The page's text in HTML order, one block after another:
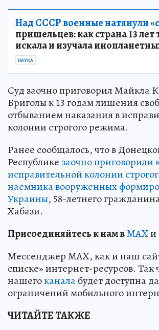
Над СССР военные натянули
пришельцев: как страна 13 лет
искала и изучала
НАУКА
Суд заочно приговорил Майкла
Бриголы к 13 годам лишения
отбыванием наказания в
колонии строгого режима.
Ранее сообщалось, что в
Республике заочно приговорили
исправительной колонии
наемника вооруженных
Украины, 58-летнего
Хабази.
Присоединяйтесь к нам вMAXи
Мессенджер MAX, как и наш
списке» интернет-ресурсов. Так
нашегоканалабудет доступна
ограничений мобильного
ЧИТАЙТЕ ТАКЖЕ